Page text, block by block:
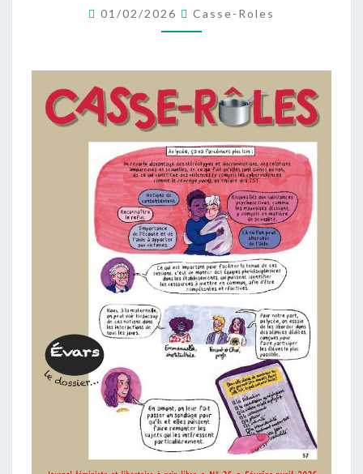
NUMÉRO
35
01/02/2026 Casse-Roles